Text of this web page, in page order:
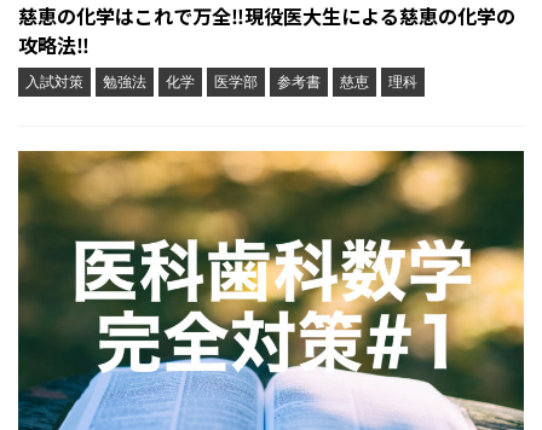
慈恵の化学はこれで万全‼︎現役医大生による慈恵の化学の
攻略法‼︎
入試対策 勉強法 化学 医学部 参考書 慈恵 理科